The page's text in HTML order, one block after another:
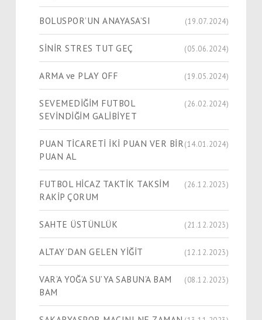
BOLUSPOR’UN ANAYASA’SI (19.07.2024)
SİNİR STRES TUT GEÇ (05.06.2024)
ARMA ve PLAY OFF (19.05.2024)
SEVEMEDİĞİM FUTBOL
SEVİNDİĞİM GALİBİYET
(26.02.2024)
PUAN TİCARETİ İKİ PUAN VER BİR
PUAN AL
(14.01.2024)
FUTBOL HİCAZ TAKTİK TAKSİM
RAKİP ÇORUM
(26.12.2023)
SAHTE ÜSTÜNLÜK (21.12.2023)
ALTAY’DAN GELEN YİĞİT (12.12.2023)
VAR’A YOĞ’A SU’YA SABUN’A BAM
BAM
(08.12.2023)